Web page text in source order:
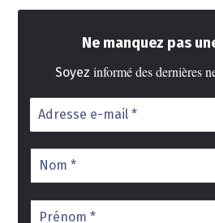
Ne manquez pas
Soyez informé des dernières